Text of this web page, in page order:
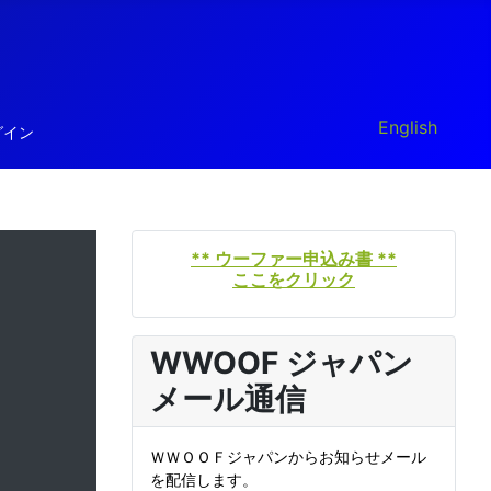
ン あなたが使う
English
** ウーファー申込み書 **
ここをクリック
WWOOF ジャパン
メール通信
ＷＷＯＯＦジャパンからお知らせメール
を配信します。